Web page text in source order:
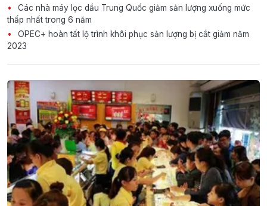
Các nhà máy lọc dầu Trung Quốc giảm sản lượng xuống mức
thấp nhất trong 6 năm
OPEC+ hoàn tất lộ trình khôi phục sản lượng bị cắt giảm năm
2023